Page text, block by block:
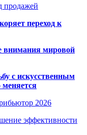
продажей
переход к
внимания мировой
с искусственным
2026
эффективности